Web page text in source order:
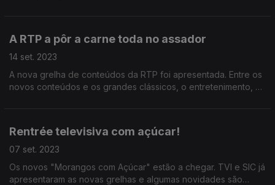
A RTP a pôr a carne toda no assador
14 set. 2023
A nova grelha de conteúdos da RTP foi apresentada. Entre os
novos conteúdos e os grandes clássicos, o entretenimento, a
Rentrée televisiva com açúcar!
07 set. 2023
Os novos "Morangos com Açúcar" estão a chegar. TVI e SIC já
apresentaram as novas grelhas e algumas novidades são